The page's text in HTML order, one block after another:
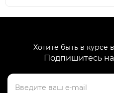
Хотите быть в курсе
Подпишитесь